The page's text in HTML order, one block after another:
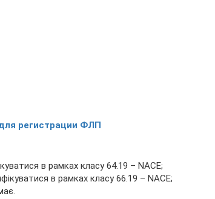
регистрации ФЛП
в рамках класу 64.19 – NACE;
в рамках класу 66.19 – NACE;